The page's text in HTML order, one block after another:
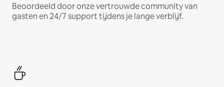
Beoordeeld door onze vertrouwde community van
gasten en 24/7 support tijdens je lange verblijf.